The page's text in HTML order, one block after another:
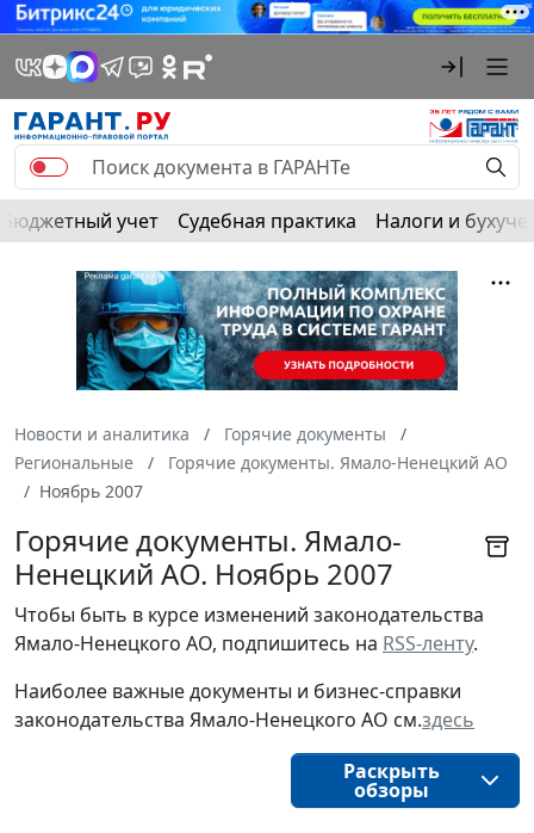
Бюджетный учет Судебная практика Налоги и
Новости и аналитика
Горячие документы
Региональные
Горячие документы. Ямало-Ненецкий АО
Ноябрь 2007
Горячие документы. Ямало-
Ненецкий АО. Ноябрь 2007
Чтобы быть в курсе изменений законодательства
Ямало-Ненецкого АО, подпишитесь на RSS-ленту.
Наиболее важные документы и бизнес-справки
законодательства Ямало-Ненецкого АО см.здесь
Раскрыть
обзоры